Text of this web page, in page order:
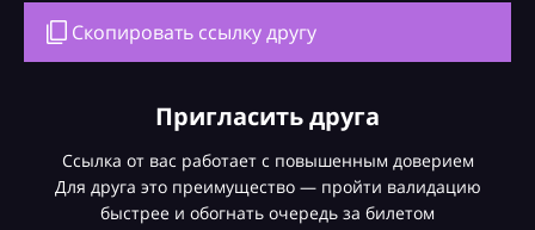
Скопировать ссылку другу
Пригласить друга
Ссылка от вас работает с повышенным доверием
Для друга это преимущество — пройти валидацию
быстрее и обогнать очередь за билетом